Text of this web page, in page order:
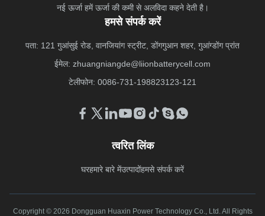
नई ऊर्जा हमें ऊर्जा की कमी से अलविदा कहने देती है।
हमसे संपर्क करें
पता: 121 गुआंसुई रोड, वानजियांग स्ट्रीट, डोंगगुआन शहर, गुआंग्डोंग प्रांत
ईमेल: zhuangniangde@liionbatterycell.com
टेलीफोन: 0086-731-198823123-121
त्वरित लिंक
घरहमारे बारे मेंउत्पादोंहमसे संपर्क करें
Copyright © 2026 Dongguan Huaxin Power Technology Co., Ltd. All Rights